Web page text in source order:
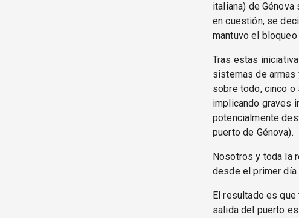
italiana) de
en cuestión, se
mantuvo el bloqueo
Tras estas
sistemas de armas
sobre todo, cinco
implicando graves
potencialmente
puerto de Génova).
Nosotros y toda la
desde el primer
El resultado es
salida del puerto